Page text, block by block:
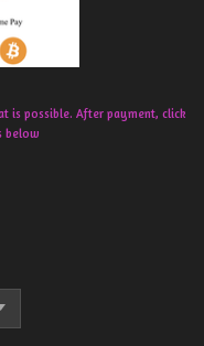
is possible. After payment, click
below